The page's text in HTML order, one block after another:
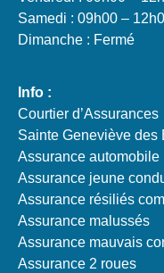
Samedi : 09h00 –
Dimanche : Fermé
Info :
Courtier d’Assurances
Sainte Geneviève des
Assurance automobile
Assurance jeune
Assurance résiliés
Assurance malussés
Assurance mauvais
Assurance 2 roues